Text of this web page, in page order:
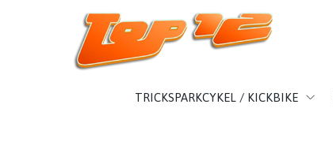
TRICKSPARKCYKEL / KICKBIKE